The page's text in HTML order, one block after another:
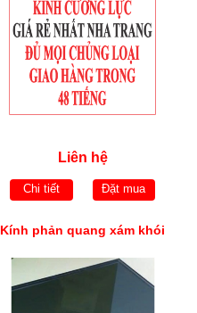
Liên hệ
Chi tiết Đặt mua
Kính phản quang xám khói